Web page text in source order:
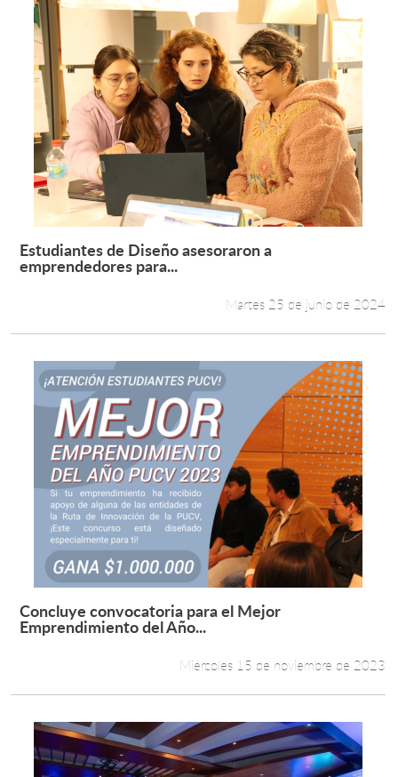
Leer más +
Estudiantes de Diseño asesoraron a
emprendedores para...
Martes 25 de junio de 2024
Leer más +
Concluye convocatoria para el Mejor
Emprendimiento del Año...
Miércoles 15 de noviembre de 2023